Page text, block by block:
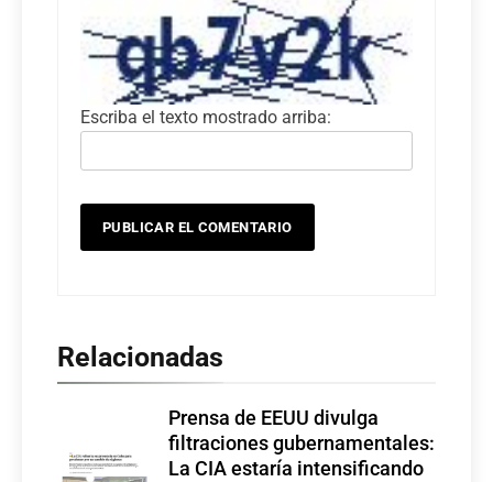
Escriba el texto mostrado arriba:
Relacionadas
Prensa de EEUU divulga
filtraciones gubernamentales:
La CIA estaría intensificando